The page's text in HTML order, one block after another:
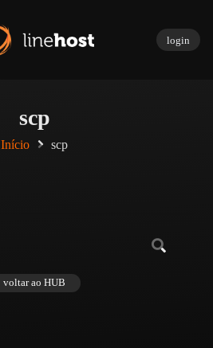
login
scp
Início scp
voltar ao HUB